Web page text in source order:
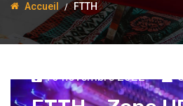
Accueil FTTH
16 novembre 2022